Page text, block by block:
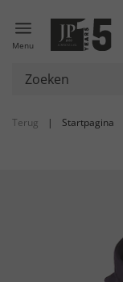
Menu
Terug | Startpagina